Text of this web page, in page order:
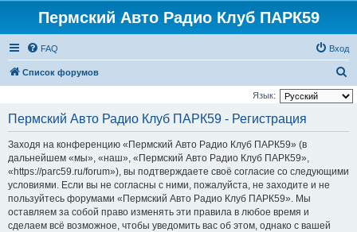
Пермский Авто Радио Клуб ПАРК59
FAQ Вход
Список форумов
о
Язык:
Пермский Авто Радио Клуб ПАРК59 - Регистрация
Заходя на конференцию «Пермский Авто Радио Клуб ПАРК59» (в
дальнейшем «мы», «наш», «Пермский Авто Радио Клуб ПАРК59»,
«https://parc59.ru/forum»), вы подтверждаете своё согласие со следующими
условиями. Если вы не согласны с ними, пожалуйста, не заходите и не
пользуйтесь форумами «Пермский Авто Радио Клуб ПАРК59». Мы
оставляем за собой право изменять эти правила в любое время и
сделаем всё возможное, чтобы уведомить вас об этом, однако с вашей